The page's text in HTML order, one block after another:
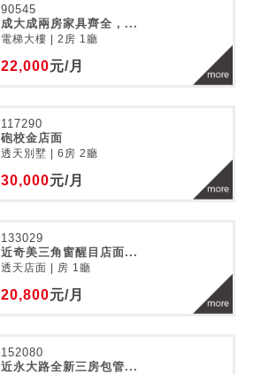
90545
成大成兩房家具齊全，...
電梯大樓 | 2房 1廳
22,000元/月
117290
砲校金店面
透天別墅 | 6房 2廳
30,000元/月
133029
近奇美三角窗醒目店面...
透天店面 | 房 1廳
20,800元/月
152080
近永大路全新三房包管...